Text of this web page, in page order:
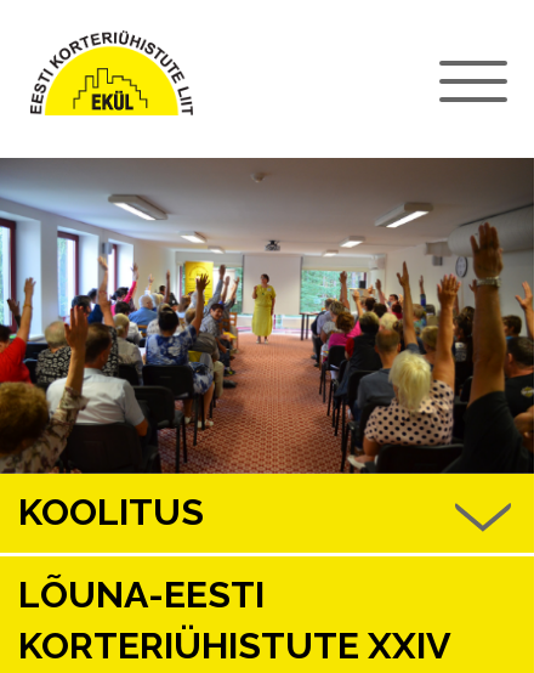
KOOLITUS
LÕUNA-EESTI
KORTERIÜHISTUTE XXIV